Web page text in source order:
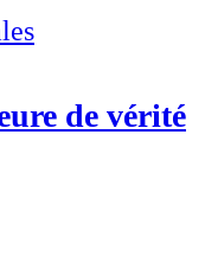
de vérité